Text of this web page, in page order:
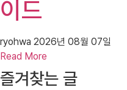
이드
ryohwa 2026년 08월 07일
Read More
즐겨찾는 글